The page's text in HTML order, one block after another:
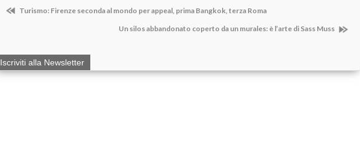
Turismo: Firenze seconda al mondo per appeal, prima Bangkok, terza Roma
Un silos abbandonato coperto da un murales: è l’arte di Sass Muss
Iscriviti alla Newsletter